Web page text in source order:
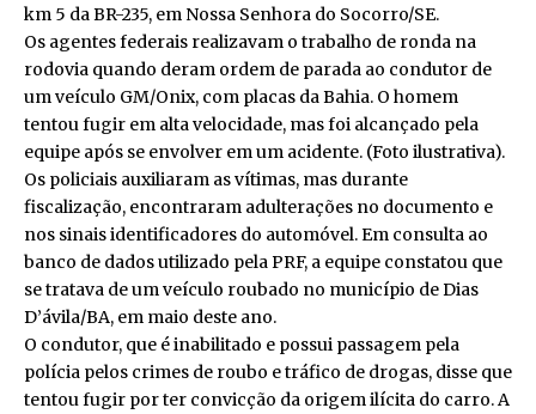
km 5 da BR-235, em Nossa Senhora do Socorro/SE.
Os agentes federais realizavam o trabalho de ronda na
rodovia quando deram ordem de parada ao condutor de
um veículo GM/Onix, com placas da Bahia. O homem
tentou fugir em alta velocidade, mas foi alcançado pela
equipe após se envolver em um acidente. (Foto ilustrativa).
Os policiais auxiliaram as vítimas, mas durante
fiscalização, encontraram adulterações no documento e
nos sinais identificadores do automóvel. Em consulta ao
banco de dados utilizado pela PRF, a equipe constatou que
se tratava de um veículo roubado no município de Dias
D’ávila/BA, em maio deste ano.
O condutor, que é inabilitado e possui passagem pela
polícia pelos crimes de roubo e tráfico de drogas, disse que
tentou fugir por ter convicção da origem ilícita do carro. A